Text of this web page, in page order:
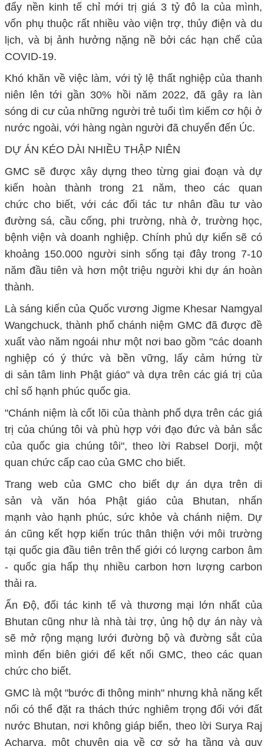
đẩy nền kinh tế chỉ mới trị giá 3 tỷ đô la của mình,
vốn phụ thuộc rất nhiều vào viện trợ, thủy điện và du
lịch, và bị ảnh hưởng nặng nề bởi các hạn chế của
COVID-19.
Khó khăn về việc làm, với tỷ lệ thất nghiệp của thanh
niên lên tới gần 30% hồi năm 2022, đã gây ra làn
sóng di cư của những người trẻ tuổi tìm kiếm cơ hội ở
nước ngoài, với hàng ngàn người đã chuyển đến Úc.
DỰ ÁN KÉO DÀI NHIỀU THẬP NIÊN
GMC sẽ được xây dựng theo từng giai đoạn và dự
kiến hoàn thành trong 21 năm, theo các quan
chức cho biết, với các đối tác tư nhân đầu tư vào
đường sá, cầu cống, phi trường, nhà ở, trường học,
bệnh viện và doanh nghiệp. Chính phủ dự kiến sẽ có
khoảng 150.000 người sinh sống tại đây trong 7-10
năm đầu tiên và hơn một triệu người khi dự án hoàn
thành.
Là sáng kiến của Quốc vương Jigme Khesar Namgyal
Wangchuck, thành phố chánh niệm GMC đã được đề
xuất vào năm ngoái như một nơi bao gồm "các doanh
nghiệp có ý thức và bền vững, lấy cảm hứng từ
di sản tâm linh Phật giáo" và dựa trên các giá trị của
chỉ số hạnh phúc quốc gia.
"Chánh niệm là cốt lõi của thành phố dựa trên các giá
trị của chúng tôi và phù hợp với đạo đức và bản sắc
của quốc gia chúng tôi", theo lời Rabsel Dorji, một
quan chức cấp cao của GMC cho biết.
Trang web của GMC cho biết dự án dựa trên di
sản và văn hóa Phật giáo của Bhutan, nhấn
mạnh vào hạnh phúc, sức khỏe và chánh niệm. Dự
án cũng kết hợp kiến trúc thân thiện với môi trường
tại quốc gia đầu tiên trên thế giới có lượng carbon âm
- quốc gia hấp thụ nhiều carbon hơn lượng carbon
thải ra.
Ấn Độ, đối tác kinh tế và thương mại lớn nhất của
Bhutan cũng như là nhà tài trợ, ủng hộ dự án này và
sẽ mở rộng mạng lưới đường bộ và đường sắt của
mình đến biên giới để kết nối GMC, theo các quan
chức cho biết.
GMC là một "bước đi thông minh" nhưng khả năng kết
nối có thể đặt ra thách thức nghiêm trọng đối với đất
nước Bhutan, nơi không giáp biển, theo lời Surya Raj
Acharya, một chuyên gia về cơ sở hạ tầng và quy